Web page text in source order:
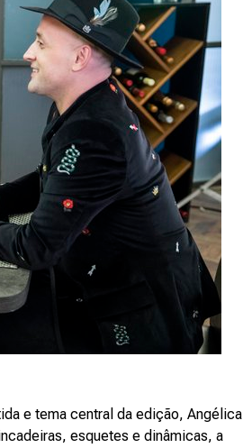
e tema central da edição, Angélica
esquetes e dinâmicas, a